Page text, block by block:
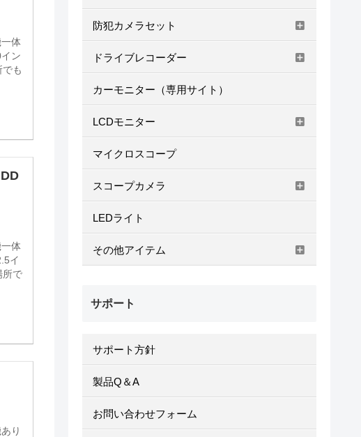
体
も
体
所で
り
防犯カメラセット
ドライブレコーダー
カーモニター（専用サイト）
LCDモニター
マイクロスコープ
スコープカメラ
LEDライト
その他アイテム
サポート
サポート方針
製品Q＆A
お問い合わせフォーム